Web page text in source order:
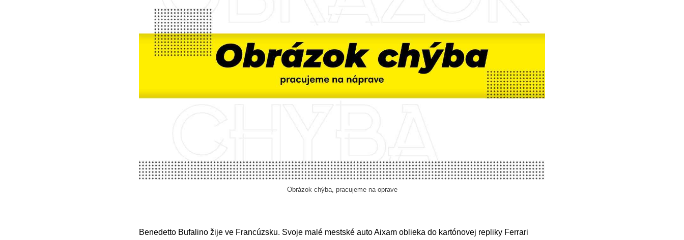
Obrázok chýba, pracujeme na oprave
Benedetto Bufalino žije ve Francúzsku. Svoje malé mestské auto Aixam oblieka do kartónovej repliky Ferrari